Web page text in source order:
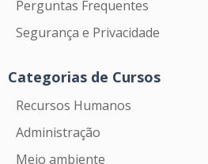
Perguntas Frequentes
Segurança e Privacidade
Categorias de Cursos
Recursos Humanos
Administração
Meio ambiente